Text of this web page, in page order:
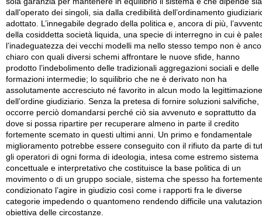
dall’operato dei singoli, sia dalla credibilità dell’ordinamento
adottato. L’innegabile degrado della politica e, ancora di più,
della cosiddetta società liquida, una specie di interregno in cui è
l’inadeguatezza dei vecchi modelli ma nello stesso tempo non è
chiaro con quali diversi schemi affrontare le nuove sfide, hanno
prodotto l’indebolimento delle tradizionali aggregazioni sociali e delle
formazioni intermedie; lo squilibrio che ne è derivato non ha
assolutamente accresciuto né favorito in alcun modo la legittimazione
dell’ordine giudiziario. Senza la pretesa di fornire soluzioni salvifiche,
occorre perciò domandarsi perché ciò sia avvenuto e soprattutto da
dove si possa ripartire per recuperare almeno in parte il credito
fortemente scemato in questi ultimi anni. Un primo e fondamentale
miglioramento potrebbe essere conseguito con il rifiuto da parte di
gli operatori di ogni forma di ideologia, intesa come estremo sistema
concettuale e interpretativo che costituisce la base politica di un
movimento o di un gruppo sociale, sistema che spesso ha
condizionato l’agire in giudizio così come i rapporti fra le diverse
categorie impedendo o quantomeno rendendo difficile una
obiettiva delle circostanze.